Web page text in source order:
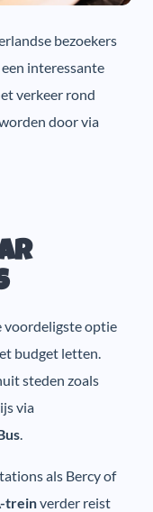
bezoekers
interessante
verkeer rond
door via
voordeligste optie
budget letten.
steden zoals
via
als Bercy of
treinverder reist